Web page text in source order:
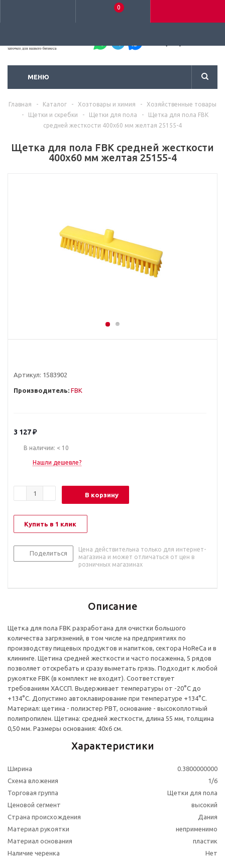
0
МЕНЮ
Главная - Каталог - Хозтовары и химия -
Хозяйственные товары
-
Щетки и скребки - Щетки для пола -
Щетка для пола FBK
средней жесткости 400х60 мм желтая 25155-4
Щетка для пола FBK средней жесткости
400х60 мм желтая 25155-4
Артикул: 1583902
Производитель: FBK
3 127₽
В наличии: < 10
Нашли дешевле?
В корзину
Купить в 1 клик
Поделиться
Цена действительна только для интернет-
магазина и может отличаться от цен в
розничных магазинах
Описание
Щетка для пола FBK разработана для очистки большого
количества загрязнений, в том числе на предприятиях по
производству пищевых продуктов и напитков, сектора HoReCa и в
клининге. Щетина средней жесткости и часто посаженна, 5 рядов
позволяет отскребать и сразу выметать грязь. Подходит к любой
рукоятке FBK (в комплект не входит). Соответствует
требованиям ХАССП. Выдерживает температуры от -20°С до
+134°С. Допустимо автоклавирование при температуре +134°С.
Материал: щетина - полиэстер РBT, основание - высокоплотный
полипропилен. Щетина: средней жесткости, длина 55 мм, толщина
0,50 мм. Размеры основания: 40х6 см.
Характеристики
Ширина
0.3800000000
Схема вложения
1/6
Торговая группа
Щетки для пола
Ценовой сегмент
высокий
Страна происхождения
Дания
Материал рукоятки
неприменимо
Материал основания
пластик
Наличие черенка
Нет